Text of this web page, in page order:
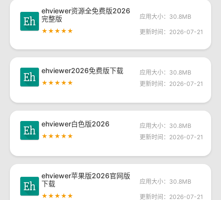
ehviewer资源全免费版2026
完整版
★★★★★
应用大小：30.8MB
更新时间：2026-07-21
ehviewer2026免费版下载
★★★★★
应用大小：30.8MB
更新时间：2026-07-21
ehviewer白色版2026
★★★★★
应用大小：30.8MB
更新时间：2026-07-21
ehviewer苹果版2026官网版
下载
★★★★★
应用大小：30.8MB
更新时间：2026-07-21